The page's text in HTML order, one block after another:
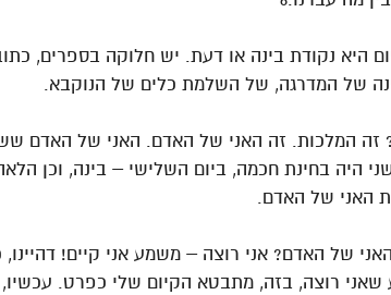
היא נקודת בינה או דעת. יש חלוקה בספרים,
של המדרגה, של השלמת כלים של הנוקבא.
זה המלכות. זה האני של האדם. האני של האדם
היה בחינת חכמה, ביום השלישי – בינה, וכן
האני של האדם.
של האדם? אני רוצה – משמע אני קיים!
שאני רוצה, בזה, מתבטא הקיום שלי כפרט.